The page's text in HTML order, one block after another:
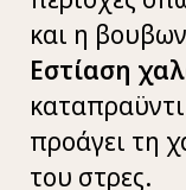
και η
Εστίαση
προάγει τη
του στρες.